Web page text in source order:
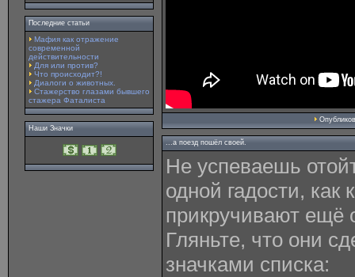
Последние статьи
Мафия как отражение
современной
действительности
Для или против?
Что происходит?!
Диалоги о животных.
Стажерство глазами бывшего
стажера Фаталиста
Наши Значки
...а поезд пошёл своей.
Не успеваешь
одной гадости, как
прикручивают ещё
Гляньте, что они
значками списка: